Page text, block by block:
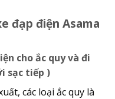
đạp điện Asama
cho ắc quy và đi
sạc tiếp )
các loại ắc quy là